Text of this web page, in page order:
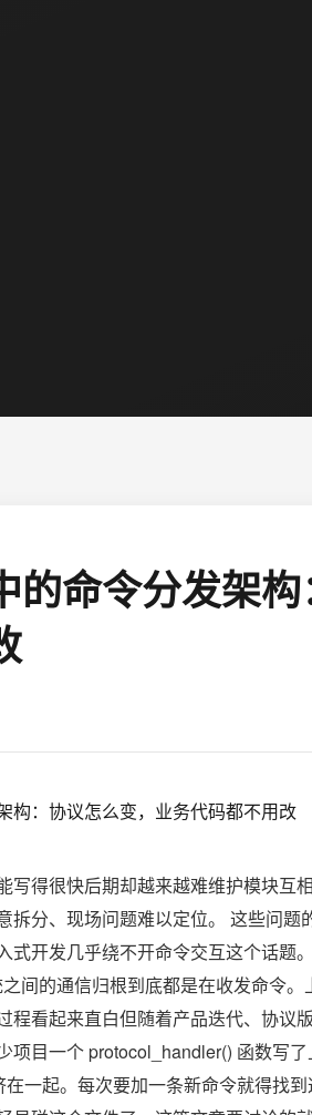
的命令分发架
写得很快后期却越来越难维护模块互
拆分、现场问题难以定位。 这些问
式开发几乎绕不开命令交互这个话题
间的通信归根到底都是在收发命令
程看起来直白但随着产品迭代、协议
项目一个 protocol_handler() 函数写
一起。每次要加一条新命令就得找